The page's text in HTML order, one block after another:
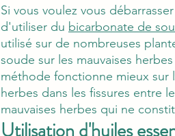
Si vous voulez vous
d'utiliser du bicarbonate de
utilisé sur de nombreuses
soude sur les mauvaises
méthode fonctionne mieux sur
herbes dans les fissures entre
mauvaises herbes qui ne
Utilisation d'huiles